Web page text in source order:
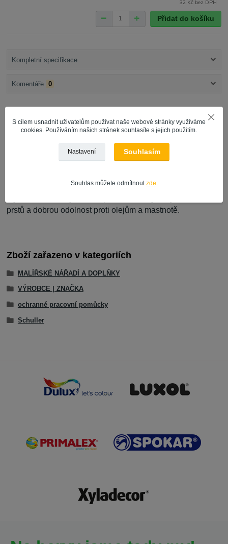
32 Kč bez DPH
Přidat do košíku
Kompletní specifikace
Komentáře 0
Schuller Allstar montážní rukavice S žluté
prstů a dobrou odolnost proti olejům a mastnotě.
Zboží zařazeno v kategoriích
MALÍŘSKÉ NÁŘADÍ A DOPLŇKY
VÝROBCE | ZNAČKA
ochranné pracovní pomůcky
Schuller
S cílem usnadnit uživatelům používat naše webové stránky využíváme
cookies. Používáním našich stránek souhlasíte s jejich použitím.
Nastavení Souhlasím
Souhlas můžete odmítnout zde